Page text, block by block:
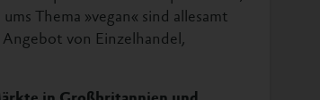
Thema »vegan« sind allesamt
von Einzelhandel,
in Großbritannien und